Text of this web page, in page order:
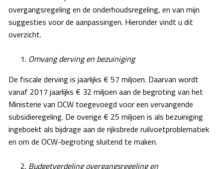
overgangsregeling en de onderhoudsregeling, en van mijn
suggesties voor de aanpassingen. Hieronder vindt u dit
overzicht.
Omvang derving en bezuiniging
De fiscale derving is jaarlijks € 57 miljoen. Daarvan wordt
vanaf 2017 jaarlijks € 32 miljoen aan de begroting van het
Ministerie van OCW toegevoegd voor een vervangende
subsidieregeling. De overige € 25 miljoen is als bezuiniging
ingeboekt als bijdrage aan de rijksbrede ruilvoetproblematiek
en om de OCW-begroting sluitend te maken.
Budgetverdeling overgangsregeling en